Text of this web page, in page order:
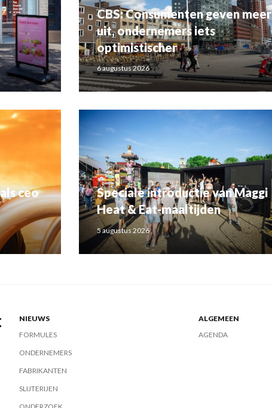
CBS: Consumenten geven meer
uit, ondernemers iets
optimistischer
6 augustus 2026
ceo
Speciale introductie van Maggi
Heat & Eat-maaltijden
5 augustus 2026
NIEUWS
FORMULES
ONDERNEMERS
FABRIKANTEN
SLIJTERIJEN
ALGEMEEN
AGENDA